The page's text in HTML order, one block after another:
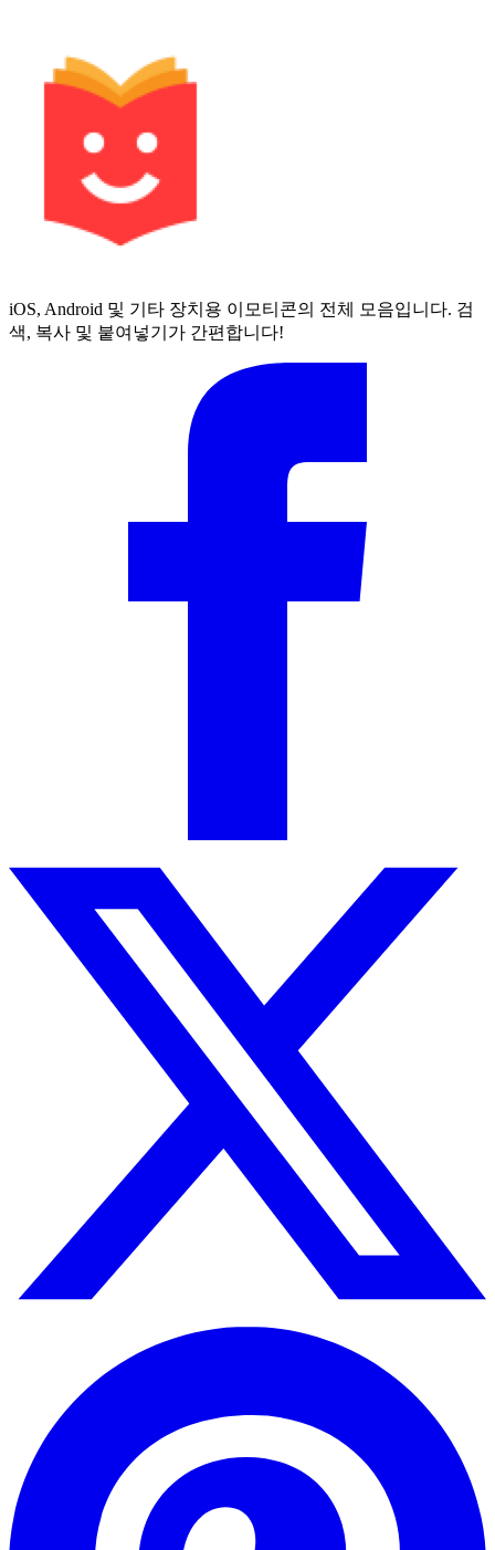
iOS, Android 및 기타 장치용 이모티콘의 전체 모음입니다. 검
색, 복사 및 붙여넣기가 간편합니다!